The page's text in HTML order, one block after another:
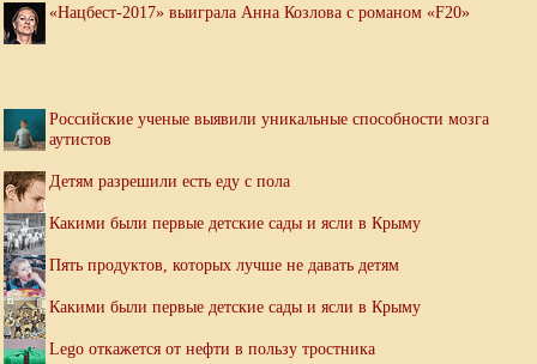
«Нацбест-2017» выиграла Анна Козлова с романом «F20»
Российские ученые выявили уникальные способности мозга
аутистов
Детям разрешили есть еду с пола
Какими были первые детские сады и ясли в Крыму
Пять продуктов, которых лучше не давать детям
Какими были первые детские сады и ясли в Крыму
Lego откажется от нефти в пользу тростника